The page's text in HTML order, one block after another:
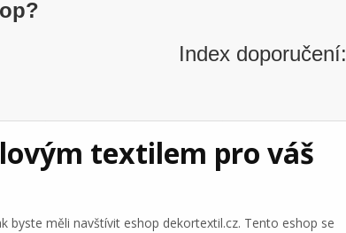
Index doporučení:
textilem pro váš
byste měli navštívit eshop dekortextil.cz. Tento eshop se